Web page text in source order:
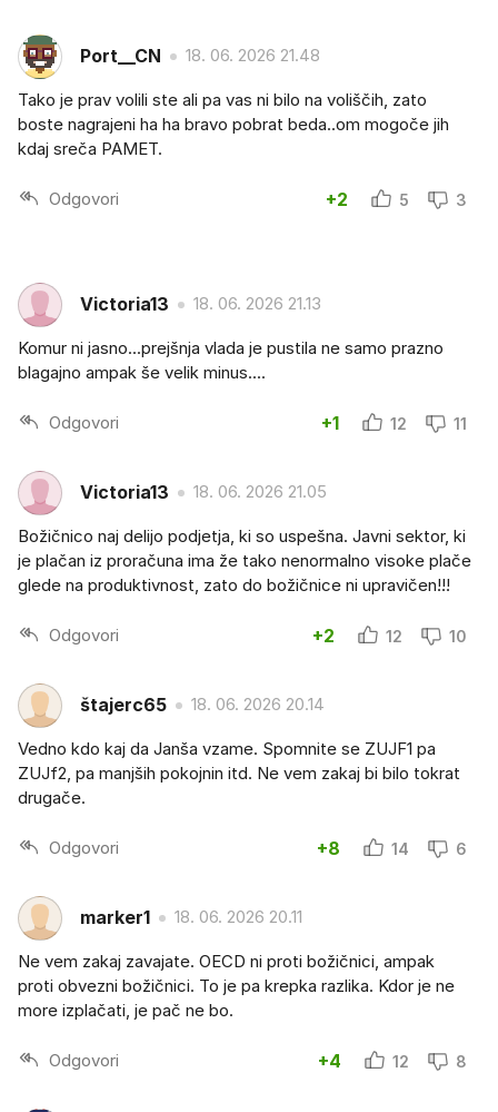
Port__CN 18. 06. 2026 21.48
Tako je prav volili ste ali pa vas ni bilo na voliščih, zato
boste nagrajeni ha ha bravo pobrat beda..om mogoče jih
kdaj sreča PAMET.
Odgovori +2 5 3
Victoria13 18. 06. 2026 21.13
Komur ni jasno...prejšnja vlada je pustila ne samo prazno
blagajno ampak še velik minus....
Odgovori +1 12 11
Victoria13 18. 06. 2026 21.05
Božičnico naj delijo podjetja, ki so uspešna. Javni sektor, ki
je plačan iz proračuna ima že tako nenormalno visoke plače
glede na produktivnost, zato do božičnice ni upravičen!!!
Odgovori +2 12 10
štajerc65 18. 06. 2026 20.14
Vedno kdo kaj da Janša vzame. Spomnite se ZUJF1 pa
ZUJf2, pa manjših pokojnin itd. Ne vem zakaj bi bilo tokrat
drugače.
Odgovori +8 14 6
marker1 18. 06. 2026 20.11
Ne vem zakaj zavajate. OECD ni proti božičnici, ampak
proti obvezni božičnici. To je pa krepka razlika. Kdor je ne
more izplačati, je pač ne bo.
Odgovori +4 12 8